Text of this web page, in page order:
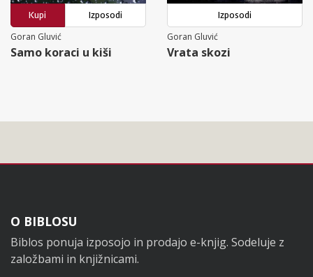
Kupi
Izposodi
Goran Gluvić
Samo koraci u kiši
Izposodi
Goran Gluvić
Vrata skozi
Noga
O BIBLOSU
Biblos ponuja izposojo in prodajo e-knjig. Sodeluje z
založbami in knjižnicami.